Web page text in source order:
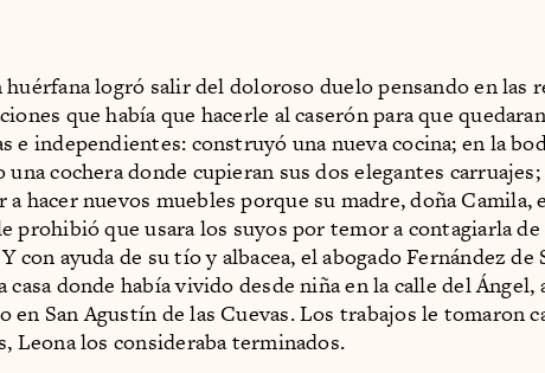
huérfana logró salir del doloroso duelo pensando en las
que había que hacerle al caserón para que
e independientes: construyó una nueva cocina; en la
una cochera donde cupieran sus dos elegantes
a hacer nuevos muebles porque su madre, doña Camila,
prohibió que usara los suyos por temor a contagiarla
con ayuda de su tío y albacea, el abogado Fernández de
casa donde había vivido desde niña en la calle del Ángel,
en San Agustín de las Cuevas. Los trabajos le tomaron
Leona los consideraba terminados.